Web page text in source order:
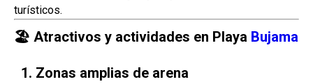
turísticos.
🏖 Atractivos y actividades en Playa Bujama
1. Zonas amplias de arena